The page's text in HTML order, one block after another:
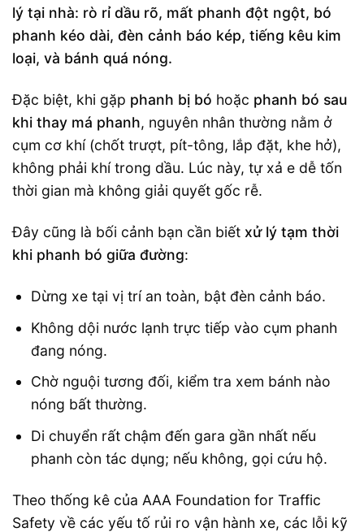
lý tại nhà: rò rỉ dầu rõ, mất phanh đột ngột, bó
phanh kéo dài, đèn cảnh báo kép, tiếng kêu kim
loại, và bánh quá nóng.
Đặc biệt, khi gặp phanh bị bó hoặc phanh bó sau
khi thay má phanh, nguyên nhân thường nằm ở
cụm cơ khí (chốt trượt, pít-tông, lắp đặt, khe hở),
không phải khí trong dầu. Lúc này, tự xả e dễ tốn
thời gian mà không giải quyết gốc rễ.
Đây cũng là bối cảnh bạn cần biết xử lý tạm thời
khi phanh bó giữa đường:
Dừng xe tại vị trí an toàn, bật đèn cảnh báo.
Không dội nước lạnh trực tiếp vào cụm phanh
đang nóng.
Chờ nguội tương đối, kiểm tra xem bánh nào
nóng bất thường.
Di chuyển rất chậm đến gara gần nhất nếu
phanh còn tác dụng; nếu không, gọi cứu hộ.
Theo thống kê của AAA Foundation for Traffic
Safety về các yếu tố rủi ro vận hành xe, các lỗi kỹ